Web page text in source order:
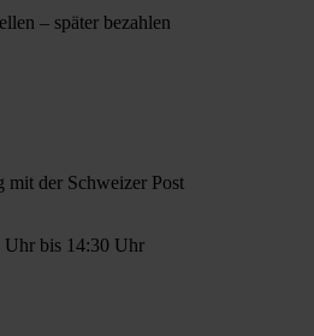
– später bezahlen
mit der Schweizer Post
Uhr bis 14:30 Uhr